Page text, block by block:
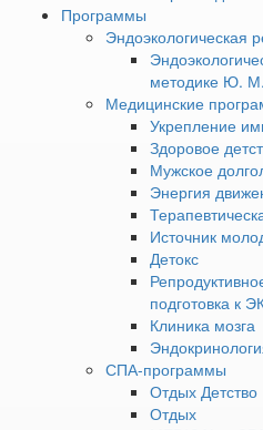
Программы
Эндоэкологическая
методике Ю.
Медицинские
Укрепление
Здоровое
Мужское
Энергия
Источник
Детокс
подготовка к
Клиника мозга
СПА-программы
Отдых Детство
Отдых
какие бывают виды лечебных
и насколько они эффективны.
Существует большое
отличаются по составу,
температуре, интенсивности
Цели принятия ванн также
Например, теплые
тонизируют и активируют
Специалисты санаториев
разрабатывают для каждого
программы с учетом его
особенностей организма.